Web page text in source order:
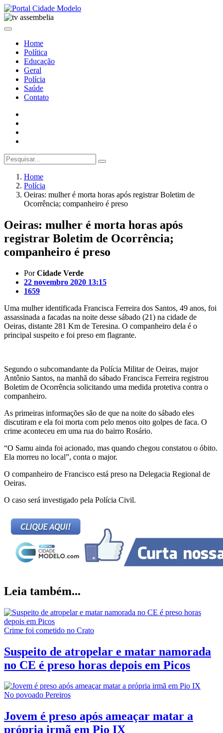
Home
Política
Educação
Geral
Polícia
Saúde
Contato
Home
Polícia
Oeiras: mulher é morta horas após registrar Boletim de
Ocorrência; companheiro é preso
Oeiras: mulher é morta horas após
registrar Boletim de Ocorrência;
companheiro é preso
PorCidade Verde
22 novembro 2020 13:15
1659
Uma mulher identificada Francisca Ferreira dos Santos, 49 anos, foi
assassinada a facadas na noite desse sábado (21) na cidade de
Oeiras, distante 281 Km de Teresina. O companheiro dela é o
principal suspeito e foi preso em flagrante.
Segundo o subcomandante da Polícia Militar de Oeiras, major
Antônio Santos, na manhã do sábado Francisca Ferreira registrou
Boletim de Ocorrência solicitando uma medida protetiva contra o
companheiro.
As primeiras informações são de que na noite do sábado eles
discutiram e ela foi morta com pelo menos oito golpes de faca. O
crime aconteceu em uma rua do bairro Rosário.
“O Samu ainda foi acionado, mas quando chegou constatou o óbito.
Ela morreu no local”, conta o major.
O companheiro de Francisco está preso na Delegacia Regional de
Oeiras.
O caso será investigado pela Polícia Civil.
Leia também...
Crime foi cometido no Crato
Suspeito de atropelar e matar namorada
no CE é preso horas depois em Picos
No povoado Pereiros
Jovem é preso após ameaçar matar a
própria irmã em Pio IX